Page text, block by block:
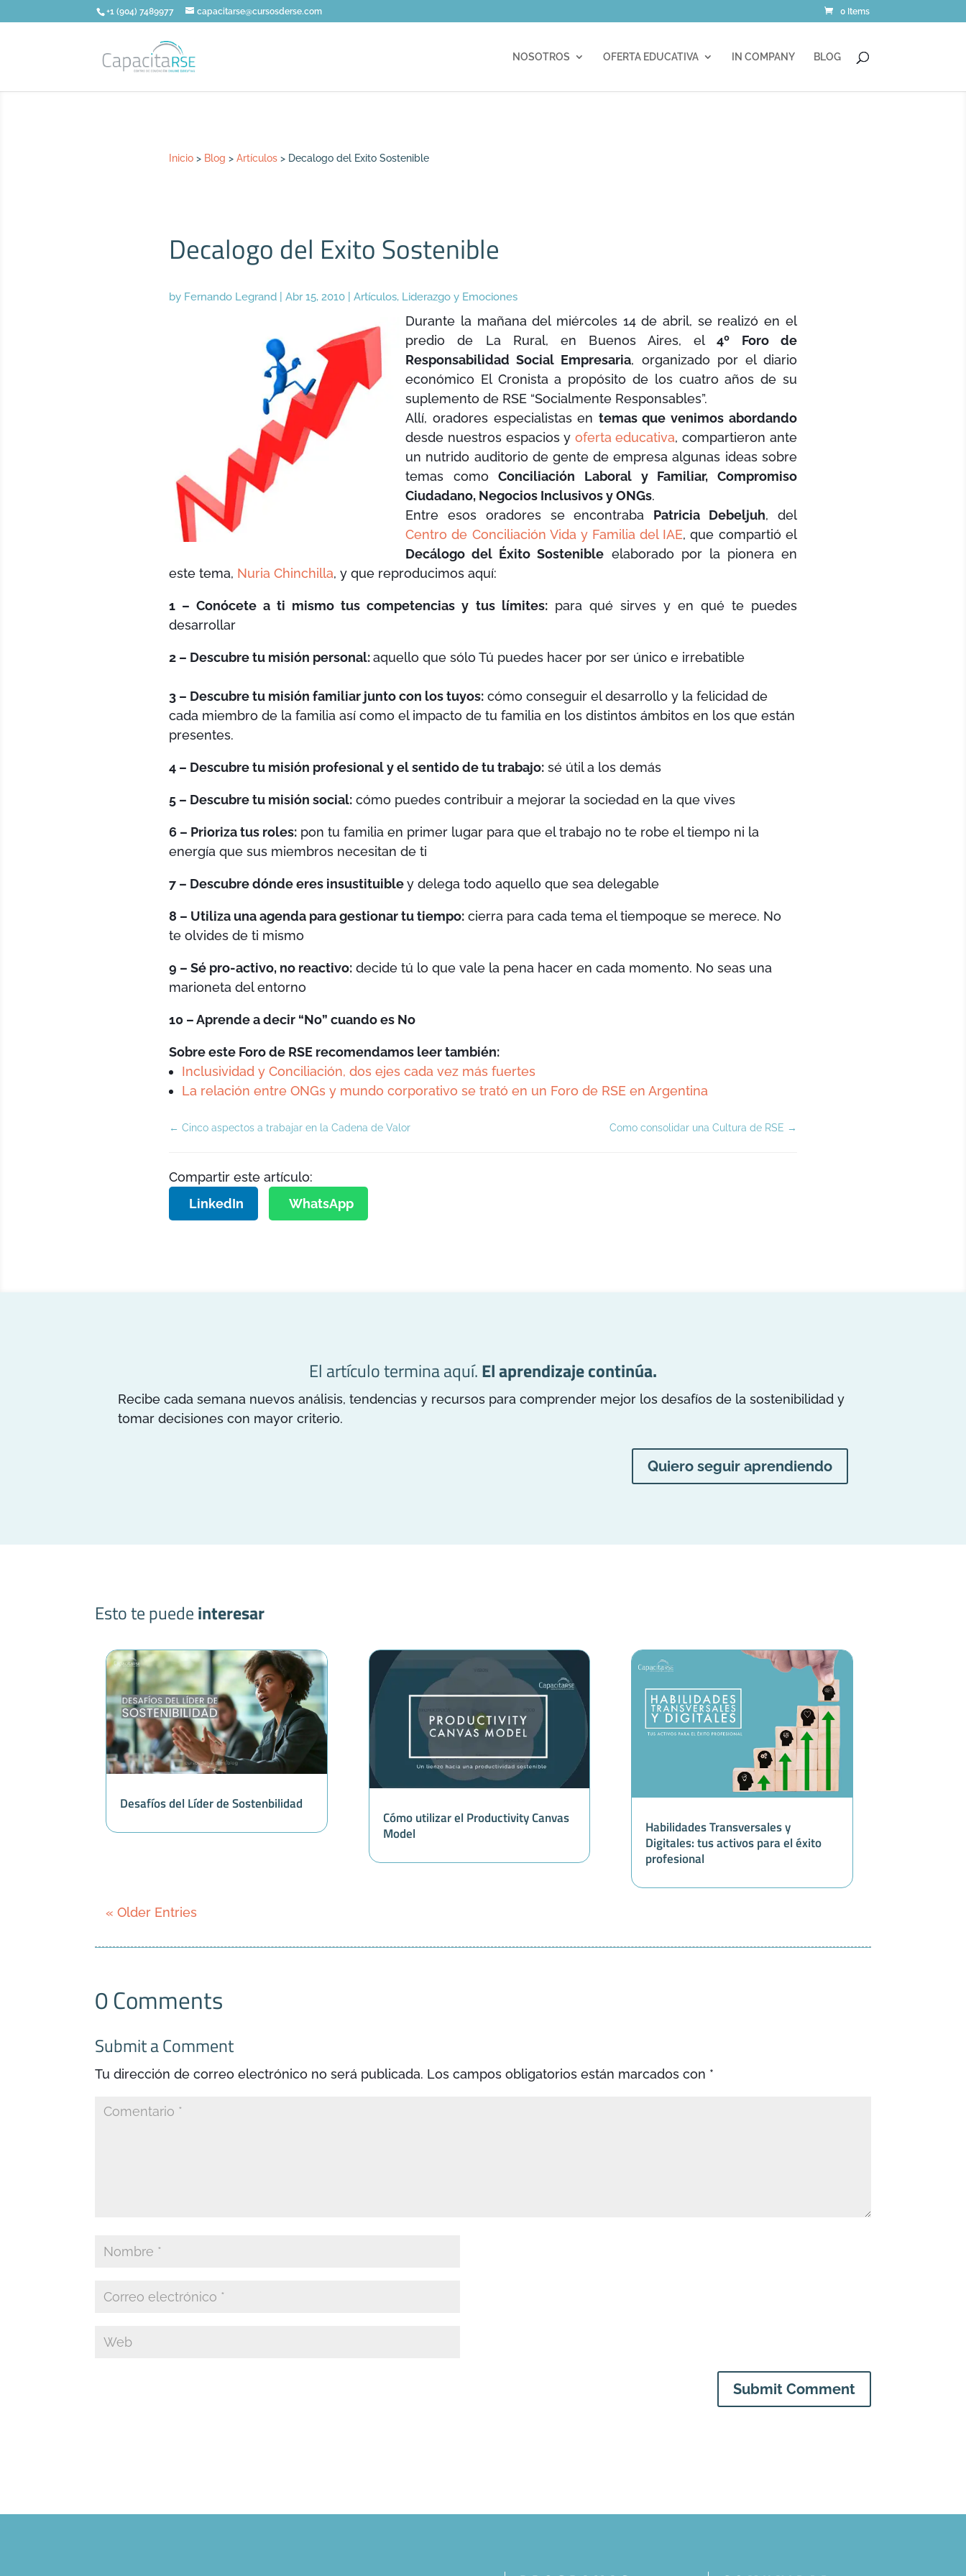
+1 (904) 7489977 capacitarse@cursosderse.com 0 Items
NOSOTROS OFERTA EDUCATIVA IN COMPANY BLOG
Inicio > Blog >Artículos > Decalogo del Exito Sostenible
Decalogo del Exito Sostenible
by Fernando Legrand |Abr 15, 2010 |Artículos, Liderazgo y Emociones
Durante la mañana del miércoles 14 de abril, se realizó en el
predio de La Rural, en Buenos Aires, el4º Foro de
Responsabilidad Social Empresaria, organizado por el diario
económico El Cronista a propósito de los cuatro años de su
suplemento de RSE “Socialmente Responsables”.
Allí, oradores especialistas en temas que venimos abordando
desde nuestros espacios y oferta educativa, compartieron ante
un nutrido auditorio de gente de empresa algunas ideas sobre
temas comoConciliación Laboral y Familiar, Compromiso
Ciudadano, Negocios Inclusivos y ONGs.
Entre esos oradores se encontraba Patricia Debeljuh, del
Centro de Conciliación Vida y Familia del IAE, que compartió el
Decálogo del Éxito Sostenible elaborado por la pionera en
este tema, Nuria Chinchilla, y que reproducimos aquí:
1 – Conócete a ti mismo tus competencias y tus límites:para qué sirves y en qué te puedes
desarrollar
2 – Descubre tu misión personal:aquello que sólo Tú puedes hacer por ser único e irrebatible
3 – Descubre tu misión familiar junto con los tuyos: cómo conseguir el desarrollo y la felicidad de
cada miembro de la familia así como el impacto de tu familia en los distintos ámbitos en los que están
presentes.
4 – Descubre tu misión profesional y el sentido de tu trabajo: sé útil a los demás
5 – Descubre tu misión social: cómo puedes contribuir a mejorar la sociedad en la que vives
6 – Prioriza tus roles: pon tu familia en primer lugar para que el trabajo no te robe el tiempo ni la
energía que sus miembros necesitan de ti
7 – Descubre dónde eres insustituibley delega todo aquello que sea delegable
8 – Utiliza una agenda para gestionar tu tiempo: cierra para cada tema el tiempoque se merece. No
te olvides de ti mismo
9 – Sé pro-activo, no reactivo: decide tú lo que vale la pena hacer en cada momento. No seas una
marioneta del entorno
10 – Aprende a decir “No” cuando es No
Sobre este Foro de RSE recomendamos leer también:
Inclusividad y Conciliación, dos ejes cada vez más fuertes
La relación entre ONGs y mundo corporativo se trató en un Foro de RSE en Argentina
←Cinco aspectos a trabajar en la Cadena de Valor Como consolidar una Cultura de RSE →
Compartir este artículo:
LinkedIn
WhatsApp
El artículo termina aquí.El aprendizaje continúa.
Recibe cada semana nuevos análisis, tendencias y recursos para comprender mejor los desafíos de la sostenibilidad y
tomar decisiones con mayor criterio.
Quiero seguir aprendiendo
Esto te puedeinteresar
Desafíos del Líder de Sostenbilidad
Cómo utilizar el Productivity Canvas
Model
Habilidades Transversales y
Digitales: tus activos para el éxito
profesional
« Older Entries
0 Comments
Submit a Comment
Tu dirección de correo electrónico no será publicada. Los campos obligatorios están marcados con *
Submit Comment